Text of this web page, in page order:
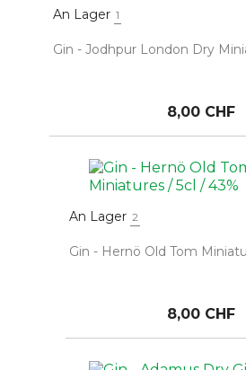
An Lager 1
Gin - Jodhpur London Dry
8,00 CHF
An Lager 2
Gin - Hernö Old Tom
8,00 CHF